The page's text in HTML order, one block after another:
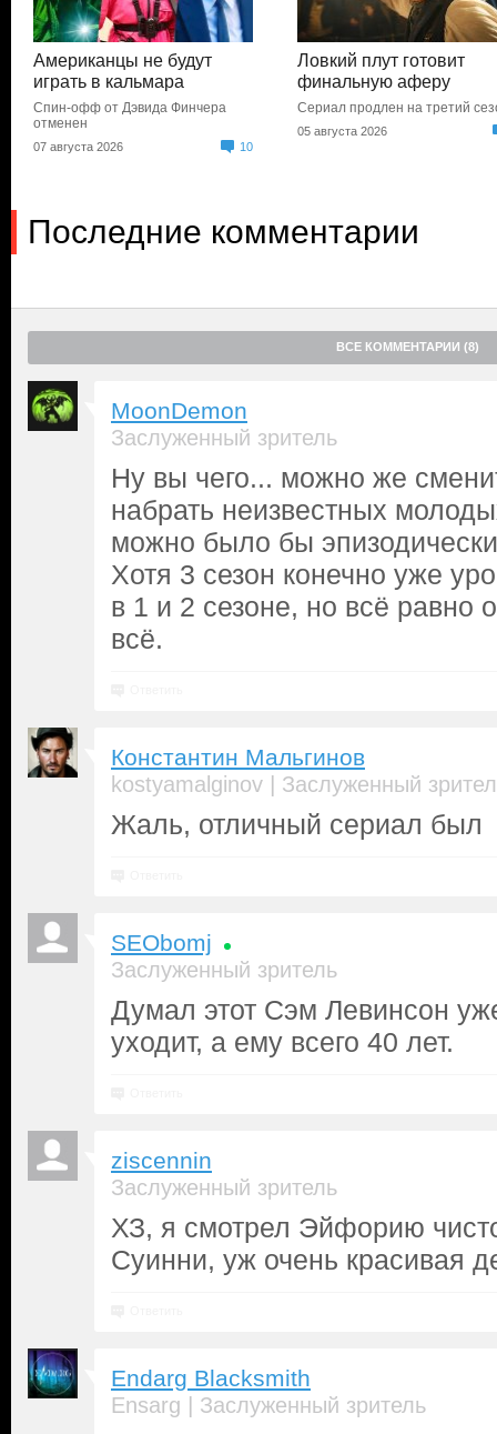
Американцы не будут
играть в кальмара
Спин-офф от Дэвида Финчера
отменен
07 августа 2026 10
Ловкий плут готовит
финальную аферу
Сериал продлен на третий
05 августа 2026
Последние комментарии
ВСЕ КОММЕНТАРИИ (8)
MoonDemon
Заслуженный зритель
Ну вы чего... можно же
набрать неизвестных
можно было бы
Хотя 3 сезон конечно уже
в 1 и 2 сезоне, но всё равно
всё.
Константин Мальгинов
kostyamalginov | Заслуженный
Жаль, отличный сериал был
SEObomj
Заслуженный зритель
Думал этот Сэм Левинсон
уходит, а ему всего 40 лет.
ziscennin
Заслуженный зритель
ХЗ, я смотрел Эйфорию
Суинни, уж очень красивая
Endarg Blacksmith
Ensarg | Заслуженный зритель